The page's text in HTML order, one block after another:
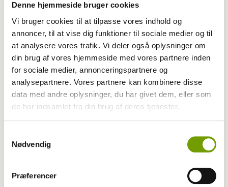
Denne hjemmeside bruger cookies
Vi bruger cookies til at tilpasse vores indhold og
annoncer, til at vise dig funktioner til sociale medier og til
at analysere vores trafik. Vi deler også oplysninger om
din brug af vores hjemmeside med vores partnere inden
for sociale medier, annonceringspartnere og
analysepartnere. Vores partnere kan kombinere disse
data med andre oplysninger, du har givet dem, eller som
de har indsamlet fra din brug af deres tjenester.
Nødvendig
Præferencer
Du får bogtilbud – spændende hundebøger med
store rabatter – til dig selv eller til gaver.
Du kan deltage i DKK´s hvalpekurser – starten på et
godt hundeliv. Nye kurser begynder ca. hver anden
måned i alle DKK-kredse fordelt over hele landet.
Du får mulighed for at deltage i lydighedstræning
hos rutinerede instruktører – til glæde for dig og din
hund og jeres omgivelser.
Du kan deltage i agility, en herlig sportsaktivitet for
f.eks. foredrag, fælles traveture, ringtræning og
Du kan få råd og vejledning hos DKK's juridiske
konsulent om gældende "hunderet".